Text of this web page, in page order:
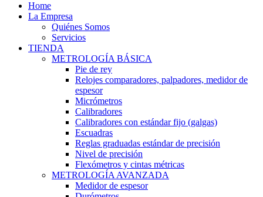
Home
La Empresa
Quiénes Somos
Servicios
TIENDA
METROLOGÍA BÁSICA
Pie de rey
Relojes comparadores, palpadores, medidor de
espesor
Micrómetros
Calibradores
Calibradores con estándar fijo (galgas)
Escuadras
Reglas graduadas estándar de precisión
Nivel de precisión
Flexómetros y cintas métricas
METROLOGÍA AVANZADA
Medidor de espesor